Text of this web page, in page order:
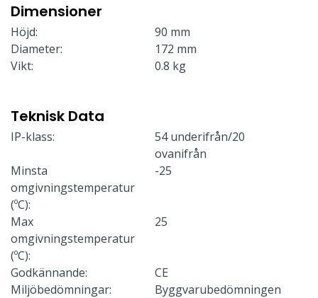
Dimensioner
Höjd:
90 mm
Diameter:
172 mm
Vikt:
0.8 kg
Teknisk Data
IP-klass:
54 underifrån/20
ovanifrån
Minsta
omgivningstemperatur
(ºC):
-25
Max
omgivningstemperatur
(ºC):
25
Godkännande:
CE
Miljöbedömningar:
Byggvarubedömningen